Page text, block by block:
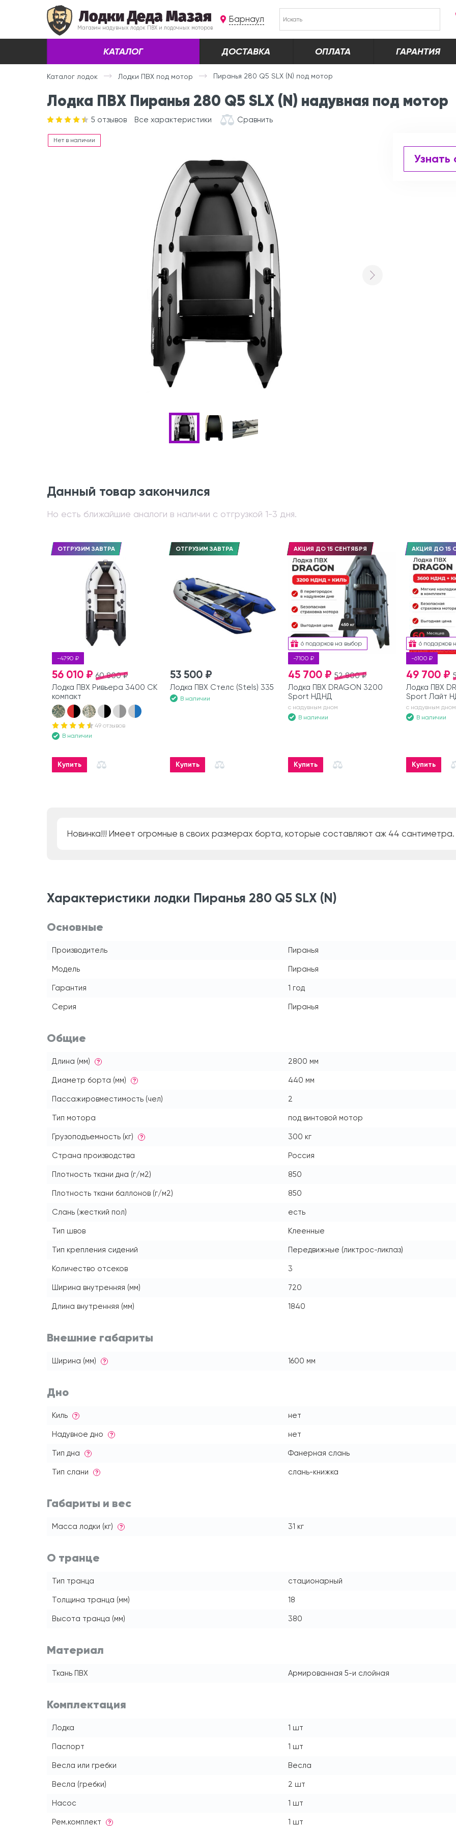
Лодки Деда Мазая
Магазин надувных лодок ПВХ и лодочных моторов
Барнаул
КАТАЛОГ ДОСТАВКА ОПЛАТА ГАРАНТИЯ
Каталог лодок Лодки ПВХ под мотор Пиранья 280 Q5 SLХ (N) под мотор
Лодка ПВХ Пиранья 280 Q5 SLХ (N) надувная под мотор
5 отзывов Все характеристики Сравнить
Нет в наличии
Узнать
Данный товар закончился
Но есть ближайшие аналоги в наличии с отгрузкой 1-3 дня.
-4790 ₽
ОТГРУЗИМ ЗАВТРА
60 800 ₽
56 010 ₽
Лодка ПВХ Ривьера 3400 СК
компакт
49 отзывов
В наличии
Купить
ОТГРУЗИМ ЗАВТРА
53 500 ₽
Лодка ПВХ Стелс (Stels) 335
В наличии
Купить
6 подарков на выбор
-7100 ₽
АКЦИЯ ДО 15 СЕНТЯБРЯ
52 800 ₽
45 700 ₽
Лодка ПВХ DRAGON 3200
Sport НДНД
с надувным дном
В наличии
Купить
6 подарков
-6100 ₽
АКЦИЯ ДО 15
49 700 ₽
Лодка ПВХ
Sport Лайт
с надувным дном
В наличии
Купить
Новинка!!! Имеет огромные в своих размерах борта, которые составляют аж 44
Характеристики лодки Пиранья 280 Q5 SLХ (N)
Основные
Производитель Пиранья
Модель Пиранья
Гарантия 1 год
Серия Пиранья
Общие
Длина (мм) ? 2800 мм
Диаметр борта (мм) ? 440 мм
Пассажировместимость (чел) 2
Тип мотора под винтовой мотор
Грузоподъемность (кг) ? 300 кг
Страна производства Россия
Плотность ткани дна (г/м2) 850
Плотность ткани баллонов (г/м2) 850
Слань (жесткий пол) есть
Тип швов Клеенные
Тип крепления сидений Передвижные (ликтрос-ликпаз)
Количество отсеков 3
Ширина внутренняя (мм) 720
Длина внутренняя (мм) 1840
Внешние габариты
Ширина (мм) ? 1600 мм
Дно
Киль ? нет
Надувное дно ? нет
Тип дна ? Фанерная слань
Тип слани ? слань-книжка
Габариты и вес
Масса лодки (кг) ? 31 кг
О транце
Тип транца стационарный
Толщина транца (мм) 18
Высота транца (мм) 380
Материал
Ткань ПВХ Армированная 5-и слойная
Комплектация
Лодка 1 шт
Паспорт 1 шт
Весла или гребки Весла
Весла (гребки) 2 шт
Насос 1 шт
Рем.комплект ? 1 шт